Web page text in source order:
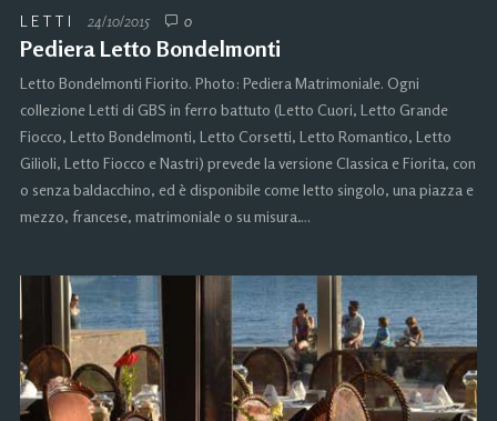
LETTI 24/10/2015 0
Pediera Letto Bondelmonti
Letto Bondelmonti Fiorito. Photo: Pediera Matrimoniale. Ogni
collezione Letti di GBS in ferro battuto (Letto Cuori, Letto Grande
Fiocco, Letto Bondelmonti, Letto Corsetti, Letto Romantico, Letto
Gilioli, Letto Fiocco e Nastri) prevede la versione Classica e Fiorita, con
o senza baldacchino, ed è disponibile come letto singolo, una piazza e
mezzo, francese, matrimoniale o su misura….